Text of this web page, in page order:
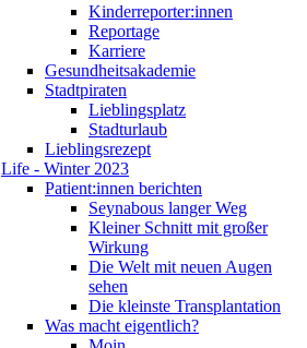
Kinderreporter:innen
Reportage
Karriere
Gesundheitsakademie
Stadtpiraten
Lieblingsplatz
Stadturlaub
Lieblingsrezept
Life - Winter 2023
Patient:innen berichten
Seynabous langer Weg
Kleiner Schnitt mit großer
Wirkung
Die Welt mit neuen Augen
sehen
Die kleinste Transplantation
Was macht eigentlich?